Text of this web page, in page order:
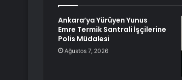
Ankara’ya Yürüyen Yunus
Emre Termik Santrali İşçilerine
Polis Müdalesi
Ağustos 7, 2026